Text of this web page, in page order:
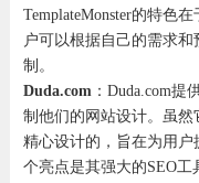
TemplateMonster的特色
户可以根据自己的需求
制。
Duda.com：Duda.com提
制他们的网站设计。虽
精心设计的，旨在为用户
个亮点是其强大的SEO